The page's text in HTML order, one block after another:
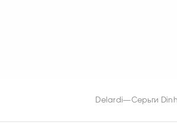
Delardi—Серьги